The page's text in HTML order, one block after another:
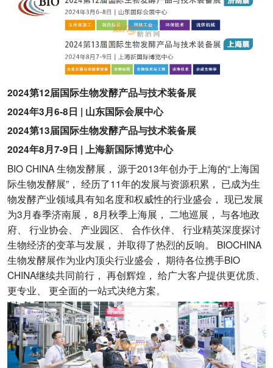
2024第12届国际生物发酵产品与技术装备展
2024年3月6-8日 | 山东国际会展中心
2024第13届国际生物发酵产品与技术装备展
2024年8月7-9日 | 上海新国际博览中心
BIO CHINA 生物发酵展， 源于2013年创办于上海的“上海国
际生物发酵展”， 经历了11年的发展与资源积累， 已成为生
物发酵产业领域具有知名度和权威性的行业盛会， 现已发展
为3月春季济南展， 8月秋季上海展， 二地巡展， 与各地政
府、 行业协会、 产业园区、 合作伙伴、 行业精英深度探讨
生物经济的变革与发展， 并取得了热烈的反响。 BIOCHINA
生物发酵展作为业内顶尖行业盛会， 期待各位携手BIO
CHINA继续共同前行， 再创辉煌， 给广大客户提供更优质、
更专业、 更全面的一站式决绝方案。